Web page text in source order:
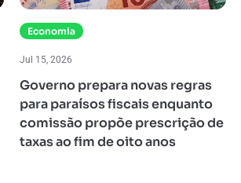
Economia
Jul 15, 2026
Governo prepara novas regras
para paraísos fiscais enquanto
comissão propõe prescrição de
taxas ao fim de oito anos